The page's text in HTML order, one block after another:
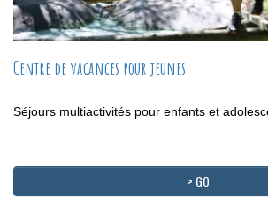
Centre de vacances pour jeunes
Séjours multiactivités pour enfants et
> GO